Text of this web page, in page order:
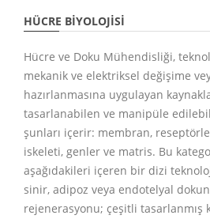
HÜCRE BIYOLOJISI
Hücre ve Doku Mühendisliği,
mekanik ve elektriksel değişime
hazırlanmasına uygulayan
tasarlanabilen ve manipüle
şunları içerir: membran,
iskeleti, genler ve matris. Bu
aşağıdakileri içeren bir dizi
sinir, adipoz veya endotelyal
rejenerasyonu; çeşitli tasarlanmış